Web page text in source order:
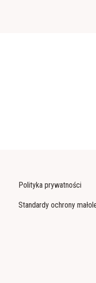
Polityka prywatności
Standardy ochrony